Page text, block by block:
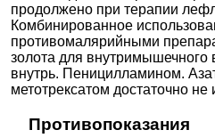
продолжено при терапии
Комбинированное
противомалярийными
золота для
внутрь. Пеницилламином.
метотрексатом достаточно не
Противопоказания